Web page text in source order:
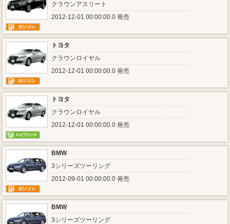
クラウンアスリート
2012-12-01 00:00:00.0 発売
トヨタ
クラウンロイヤル
2012-12-01 00:00:00.0 発売
トヨタ
クラウンロイヤル
2012-12-01 00:00:00.0 発売
BMW
3シリーズツーリング
2012-09-01 00:00:00.0 発売
BMW
3シリーズツーリング